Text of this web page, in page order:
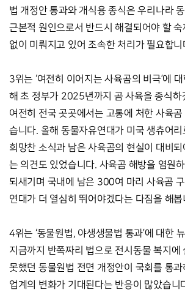
법 개정안 통과와 개식용 종식은 우리나라
근본적 원인으로서 반드시 해결되어야 할
없이 미뤄지고 있어 조속한 처리가 필요합니
3위는 ‘여전히 이어지는 사육곰의 비극’에
해 초 정부가 2025년까지 곰 사육을 종식하
여전히 전국 곳곳에서는 고통에 처한 사육
습니다. 올해 동물자유연대가 미국 생츄어리
희망찬 소식과 남은 사육곰의 현실이 대비
는 의견도 있었습니다. 사육곰 해방을 염원
되새기며 국내에 남은 300여 마리 사육곰
연대가 더 열심히 뛰어야겠다는 다짐을 해봅
4위는 ‘동물원법, 야생생물법 통과’에 대한
지금까지 반쪽짜리 법으로 전시동물 복지에
못했던 동물원법 전면 개정안이 국회를 통
업계의 변화가 기대된다는 반응이 많았습니